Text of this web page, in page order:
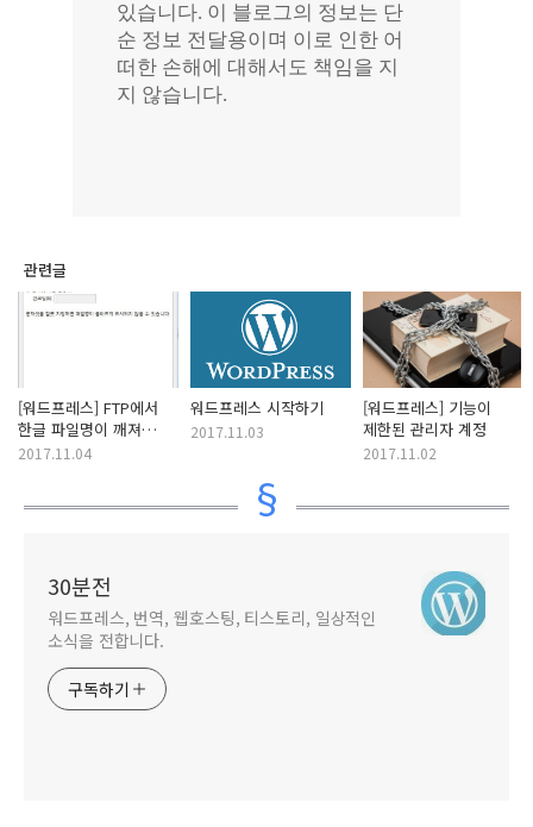
관련글
[워드프레스] FTP에서
한글 파일명이 깨져
나오는 경우
2017.11.04
워드프레스 시작하기
2017.11.03
[워드프레스] 기능이
제한된 관리자 계정
2017.11.02
30분전
워드프레스, 번역, 웹호스팅, 티스토리, 일상적인
소식을 전합니다.
구독하기